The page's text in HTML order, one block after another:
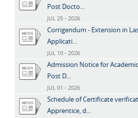
Post Docto...
JUL 25 - 2026
Corrigendum - Extension in
Applicati...
JUL 10 - 2026
Admission Notice for
Post D...
JUL 01 - 2026
Schedule of Certificate
Apprentice, d...